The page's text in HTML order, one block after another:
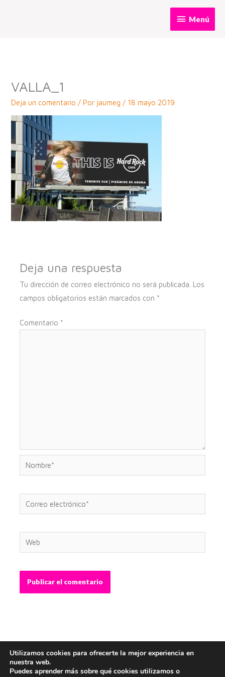
Menú
Menú
VALLA_1
Deja un comentario / Por jaumeg / 18 mayo 2019
Deja una respuesta
Tu dirección de correo electrónico no será publicada. Los
campos obligatorios están marcados con *
Comentario *
Nombre*
Correo
electrónico*
Web
Utilizamos cookies para ofrecerte la mejor experiencia en
nuestra web.
Puedes aprender más sobre qué cookies utilizamos o